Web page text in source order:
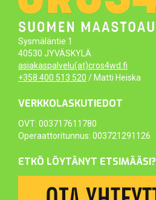
Sysmäläntie 1
40530 JYVÄSKYLÄ
asiakaspalvelu(at)cros4wd.fi
+358 400 513 520 / Matti Heiska
VERKKOLASKUTIEDOT
OVT: 003717611780
Operaattoritunnus: 003721291126
ETKÖ LÖYTÄNYT ETSIMÄÄSI?